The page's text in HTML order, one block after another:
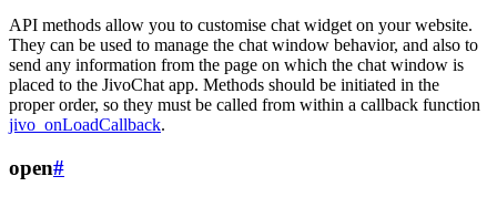
API methods allow you to customise chat widget on your website.
They can be used to manage the chat window behavior, and also to
send any information from the page on which the chat window is
placed to the JivoChat app. Methods should be initiated in the
proper order, so they must be called from within a callback function
jivo_onLoadCallback.
open#